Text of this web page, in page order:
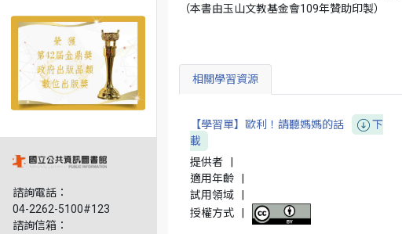
諮詢電話：
04-2262-5100#123
諮詢信箱：
（本書由玉山文教基金會109年贊助印製）
相關學習資源
【學習單】歐利！請聽媽媽的話
下
載
提供者
適用年齡
試用領域
授權方式